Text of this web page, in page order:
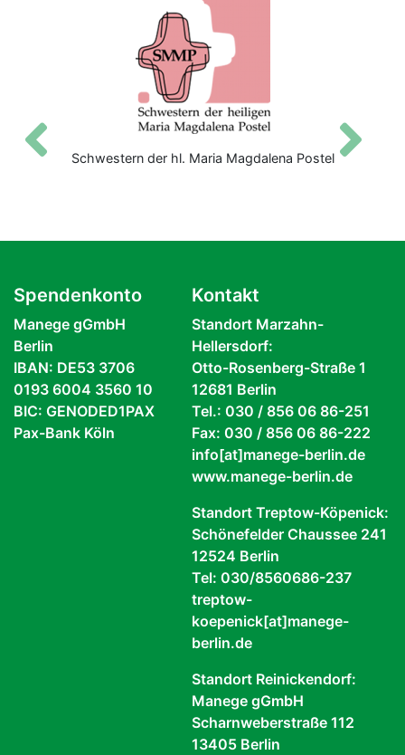
Schwestern der hl. Maria Magdalena Postel
Zurück
Spendenkonto
Manege gGmbH
Berlin
IBAN: DE53 3706
0193 6004 3560 10
BIC: GENODED1PAX
Pax-Bank Köln
Kontakt
Standort Marzahn-
Hellersdorf:
Otto-Rosenberg-Straße 1
12681 Berlin
Tel.: 030 / 856 06 86-251
Fax: 030 / 856 06 86-222
info[at]manege-berlin.de
www.manege-berlin.de
Standort Treptow-Köpenick:
Schönefelder Chaussee 241
12524 Berlin
Tel: 030/8560686-237
treptow-
koepenick[at]manege-
berlin.de
Standort Reinickendorf:
Manege gGmbH
Scharnweberstraße 112
13405 Berlin